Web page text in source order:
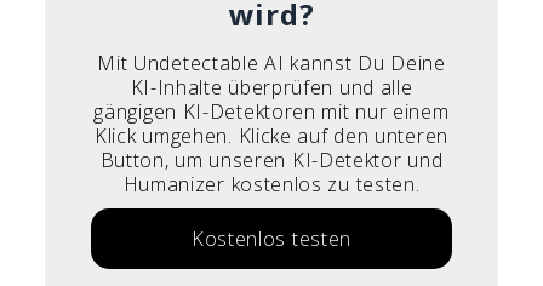
wird?
Mit Undetectable AI kannst Du Deine
KI-Inhalte überprüfen und alle
gängigen KI-Detektoren mit nur einem
Klick umgehen. Klicke auf den unteren
Button, um unseren KI-Detektor und
Humanizer kostenlos zu testen.
Kostenlos testen